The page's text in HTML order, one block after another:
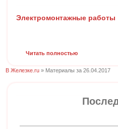
Электромонтажные работы
Читать полностью
В Железке.ru » Материалы за 26.04.2017